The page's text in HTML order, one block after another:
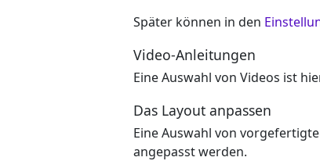
Später können in den
Video-Anleitungen
Eine Auswahl von Videos ist
Das Layout anpassen
Eine Auswahl von
angepasst werden.